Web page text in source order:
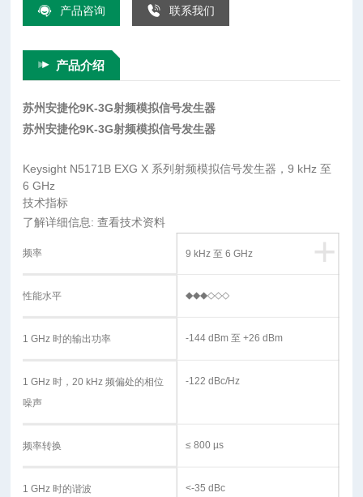
产品咨询 联系我们
产品介绍
苏州安捷伦9K-3G射频模拟信号发生器
苏州安捷伦9K-3G射频模拟信号发生器
Keysight N5171B EXG X 系列射频模拟信号发生器，9 kHz 至
6 GHz
技术指标
了解详细信息: 查看技术资料
+
频率 9 kHz 至 6 GHz
性能水平 ◆◆◆◇◇◇
1 GHz 时的输出功率 -144 dBm 至 +26 dBm
1 GHz 时，20 kHz 频偏处的相位
噪声
-122 dBc/Hz
频率转换 ≤ 800 µs
1 GHz 时的谐波 <-35 dBc